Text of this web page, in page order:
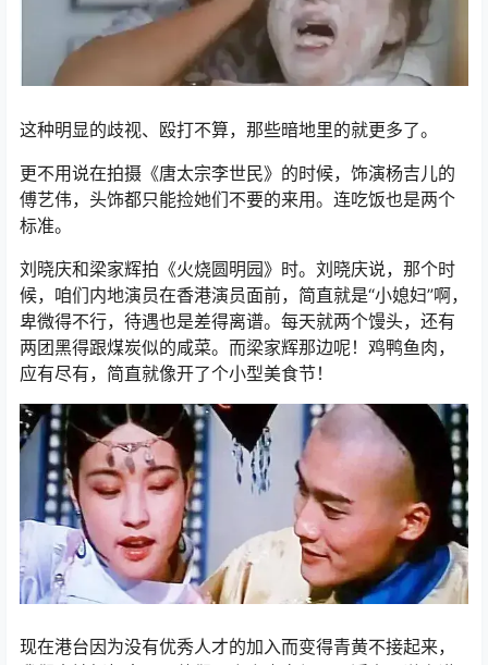
这种明显的歧视、殴打不算，那些暗地里的就更多了。
更不用说在拍摄《唐太宗李世民》的时候，饰演杨吉儿的
傅艺伟，头饰都只能捡她们不要的来用。连吃饭也是两个
标准。
刘晓庆和梁家辉拍《火烧圆明园》时。刘晓庆说，那个时
候，咱们内地演员在香港演员面前，简直就是“小媳妇”啊，
卑微得不行，待遇也是差得离谱。每天就两个馒头，还有
两团黑得跟煤炭似的咸菜。而梁家辉那边呢！鸡鸭鱼肉，
应有尽有，简直就像开了个小型美食节！
现在港台因为没有优秀人才的加入而变得青黄不接起来，